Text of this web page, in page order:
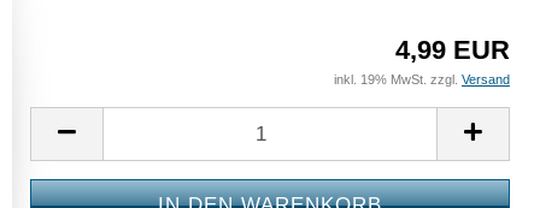
4,99 EUR
inkl. 19% MwSt. zzgl. Versand